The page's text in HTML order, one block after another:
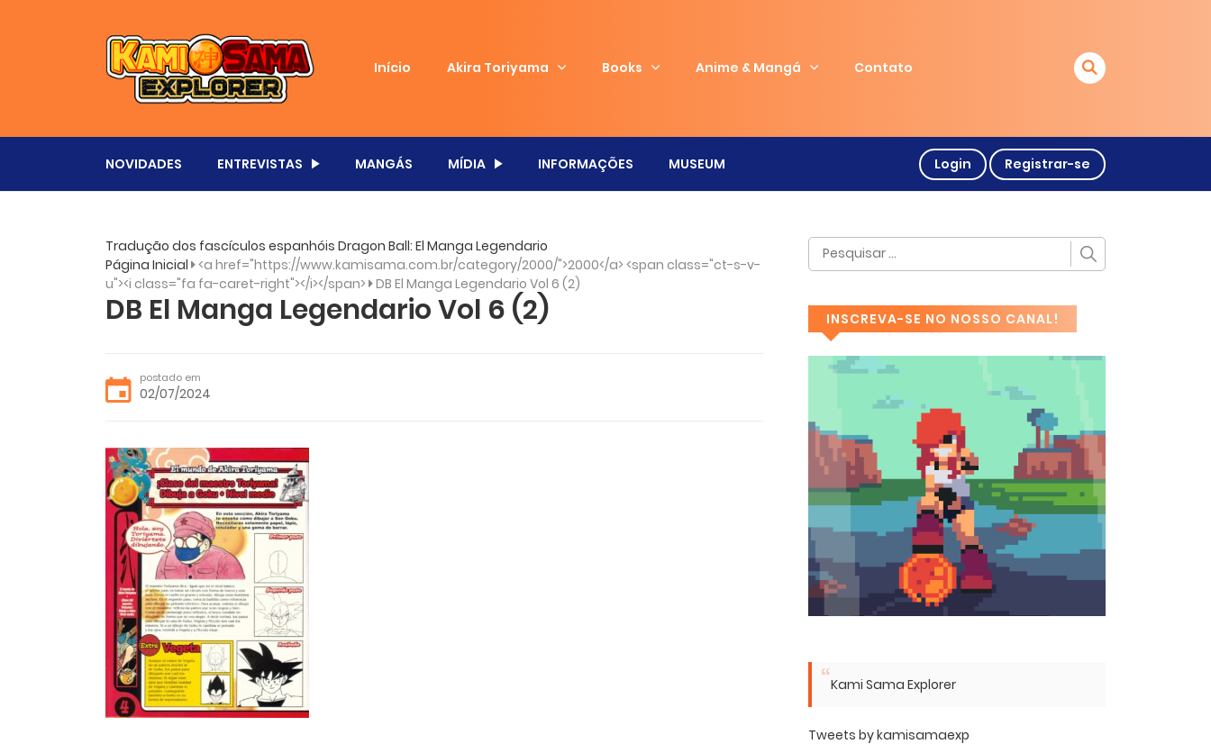
Início Akira Toriyama Books Anime & Mangá Contato
NOVIDADES ENTREVISTAS MANGÁS MÍDIA INFORMAÇÕES MUSEUM Login Registrar-se
Tradução dos fascículos espanhóis Dragon Ball: El Manga Legendario
Página Inicial <a href="https://www.kamisama.com.br/category/2000/">2000</a> <span class="ct-s-v-
u"><i class="fa fa-caret-right"></i></span> DB El Manga Legendario Vol 6 (2)
DB El Manga Legendario Vol 6 (2)
postado em
02/07/2024
INSCREVA-SE NO NOSSO CANAL!
Kami Sama Explorer
Tweets by kamisamaexp